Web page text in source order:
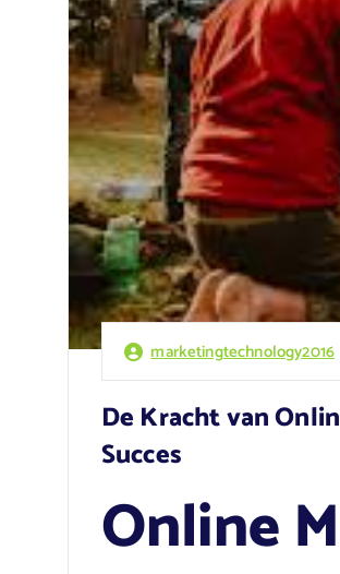
marketingtechnology2016
De Kracht van
Succes
Online